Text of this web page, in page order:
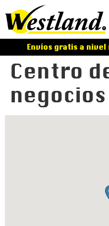
Envíos gratis a nivel
Centro